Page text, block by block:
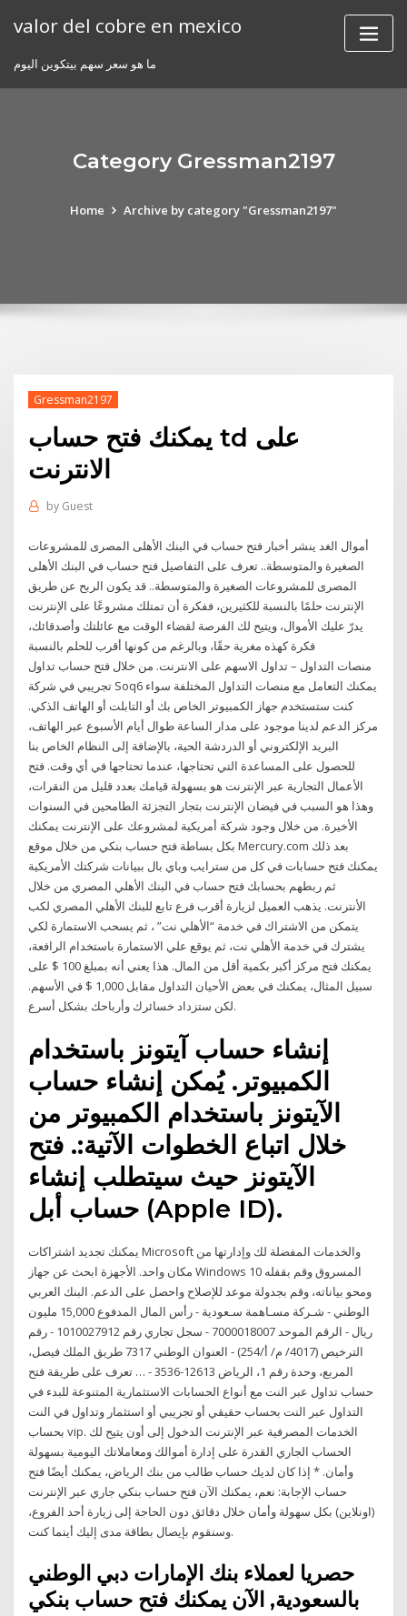
valor del cobre en mexico
ما هو سعر سهم بيتكوين اليوم
Category Gressman2197
Home Archive by category "Gressman2197"
Gressman2197
يمكنك فتح حساب td على
الانترنت
by Guest
أموال الغد ينشر أخبار فتح حساب في البنك الأهلى المصرى للمشروعات
الصغيرة والمتوسطة.. تعرف على التفاصيل فتح حساب في البنك الأهلى
المصرى للمشروعات الصغيرة والمتوسطة.. قد يكون الربح عن طريق
الإنترنت حلمًا بالنسبة للكثيرين، ففكرة أن تمتلك مشروعًا على الإنترنت
يدرّ عليك الأموال، ويتيح لك الفرصة لقضاء الوقت مع عائلتك وأصدقائك،
فكرة كهذه مغرية حقًا، وبالرغم من كونها أقرب للحلم بالنسبة
منصات التداول – تداول الاسهم على الانترنت. من خلال فتح حساب تداول
تجريبي في شركة Soq6 يمكنك التعامل مع منصات التداول المختلفة سواء
كنت ستستخدم جهاز الكمبيوتر الخاص بك أو التابلت أو الهاتف الذكي.
مركز الدعم لدينا موجود على مدار الساعة طوال أيام الأسبوع عبر الهاتف،
البريد الإلكتروني أو الدردشة الحية، بالإضافة إلى النظام الخاص بنا
للحصول على المساعدة التي تحتاجها، عندما تحتاجها في أي وقت. فتح
الأعمال التجارية عبر الإنترنت هو بسهولة قيامك بعدد قليل من النقرات،
وهذا هو السبب في فيضان الإنترنت بتجار التجزئة الطامحين في السنوات
الأخيرة. من خلال وجود شركة أمريكية لمشروعك على الإنترنت يمكنك
بكل بساطة فتح حساب بنكي من خلال موقع Mercury.com بعد ذلك
يمكنك فتح حسابات في كل من سترايب وباي بال ببيانات شركتك الأمريكية
ثم ربطهم بحسابك فتح حساب في البنك الأهلي المصري من خلال
الأنترنت. يذهب العميل لزيارة أقرب فرع تابع للبنك الأهلي المصري لكب
يتمكن من الاشتراك في خدمة “الأهلي نت” ، ثم يسحب الاستمارة لكي
يشترك في خدمة الأهلي نت، ثم يوقع علي الاستمارة باستخدام الرافعة،
يمكنك فتح مركز أكبر بكمية أقل من المال. هذا يعني أنه بمبلغ 100 $ على
سبيل المثال، يمكنك في بعض الأحيان التداول مقابل 1,000 $ في الأسهم.
لكن ستزداد خسائرك وأرباحك بشكل أسرع.
إنشاء حساب آيتونز باستخدام
الكمبيوتر. يُمكن إنشاء حساب
الآيتونز باستخدام الكمبيوتر من
خلال اتباع الخطوات الآتية:. فتح
الآيتونز حيث سيتطلب إنشاء
حساب أبل (Apple ID).
يمكنك تجديد اشتراكات Microsoft والخدمات المفضلة لك وإدارتها من
مكان واحد. الأجهزة ابحث عن جهاز Windows 10 المسروق وقم بقفله
ومحو بياناته، وقم بجدولة موعد للإصلاح واحصل على الدعم. البنك العربي
الوطني - شـركة مسـاهمة سـعودية - رأس المال المدفوع 15,000 مليون
ريال - الرقم الموحد 7000018007 - سجل تجاري رقم 1010027912 - رقم
الترخيص (4017/ م/ أ/254) - العنوان الوطني 7317 طريق الملك فيصل،
المربع، وحدة رقم 1، الرياض 12613-3536 - … تعرف على طريقة فتح
حساب تداول عبر النت مع أنواع الحسابات الاستثمارية المتنوعة للبدء في
التداول عبر النت بحساب حقيقي أو تجريبي أو استثمار وتداول في النت
بحساب vip. الخدمات المصرفية عبر الإنترنت الدخول إلى أون يتيح لك
الحساب الجاري القدرة على إدارة أموالك ومعاملاتك اليومية بسهولة
وأمان. * إذا كان لديك حساب طالب من بنك الرياض، يمكنك أيضًا فتح
حساب الإجابة: نعم، يمكنك الآن فتح حساب بنكي جاري عبر الإنترنت
(اونلاين) بكل سهولة وأمان خلال دقائق دون الحاجة إلى زيارة أحد الفروع،
وسنقوم بإيصال بطاقة مدى إليك أينما كنت.
حصريا لعملاء بنك الإمارات دبي الوطني
بالسعودية, الآن يمكنك فتح حساب بنكي